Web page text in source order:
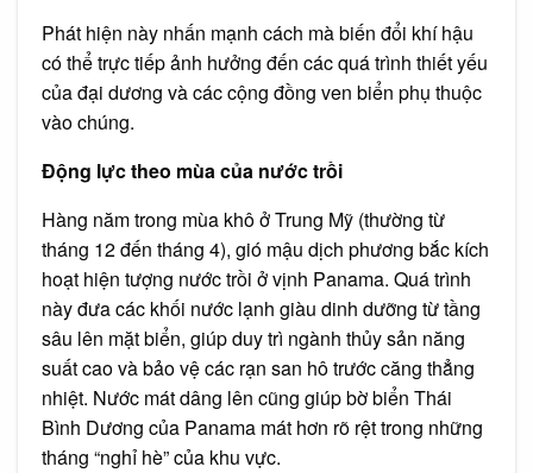
Phát hiện này nhấn mạnh cách mà biến đổi khí hậu
có thể trực tiếp ảnh hưởng đến các quá trình thiết yếu
của đại dương và các cộng đồng ven biển phụ thuộc
vào chúng.
Động lực theo mùa của nước trồi
Hàng năm trong mùa khô ở Trung Mỹ (thường từ
tháng 12 đến tháng 4), gió mậu dịch phương bắc kích
hoạt hiện tượng nước trồi ở vịnh Panama. Quá trình
này đưa các khối nước lạnh giàu dinh dưỡng từ tầng
sâu lên mặt biển, giúp duy trì ngành thủy sản năng
suất cao và bảo vệ các rạn san hô trước căng thẳng
nhiệt. Nước mát dâng lên cũng giúp bờ biển Thái
Bình Dương của Panama mát hơn rõ rệt trong những
tháng “nghỉ hè” của khu vực.